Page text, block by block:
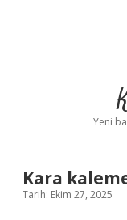
Yeni
Kara
Tarih: Ekim 27, 2025